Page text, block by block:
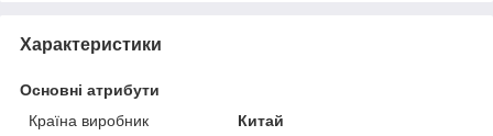
Характеристики
Основні атрибути
Країна виробник
Китай